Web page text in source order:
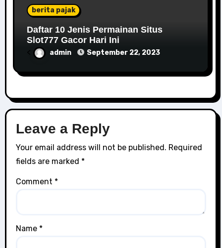
berita pajak
Daftar 10 Jenis Permainan Situs
Slot777 Gacor Hari Ini
< admin September 22, 2023
Leave a Reply
Your email address will not be published. Required
fields are marked *
Comment *
Name *